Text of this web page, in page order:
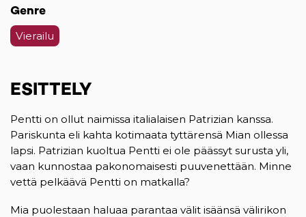
Genre
Vierailu
ESITTELY
Pentti on ollut naimissa italialaisen Patrizian kanssa.
Pariskunta eli kahta kotimaata tyttärensä Mian ollessa
lapsi. Patrizian kuoltua Pentti ei ole päässyt surusta yli,
vaan kunnostaa pakonomaisesti puuvenettään. Minne
vettä pelkäävä Pentti on matkalla?
Mia puolestaan haluaa parantaa välit isäänsä välirikon